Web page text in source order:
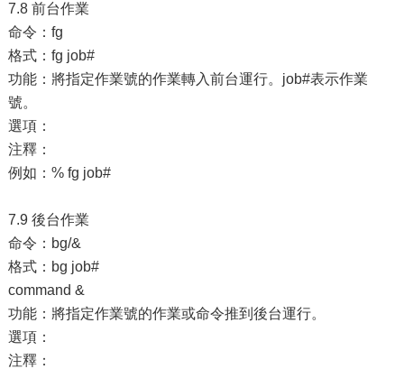
7.8 前台作業
命令：fg
格式：fg job#
功能：將指定作業號的作業轉入前台運行。job#表示作業
號。
選項：
注釋：
例如：% fg job#
7.9 後台作業
命令：bg/&
格式：bg job#
command &
功能：將指定作業號的作業或命令推到後台運行。
選項：
注釋：